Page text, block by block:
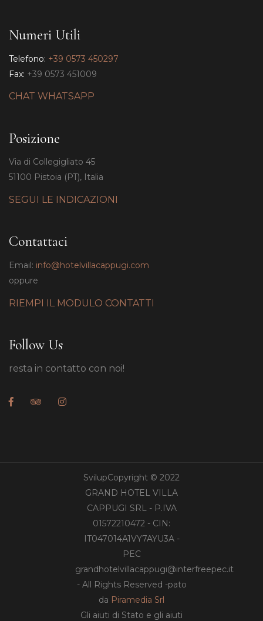
Numeri Utili
Telefono: +39 0573 450297
Fax: +39 0573 451009
CHAT WHATSAPP
Posizione
Via di Collegigliato 45
51100 Pistoia (PT), Italia
SEGUI LE INDICAZIONI
Contattaci
Email: info@hotelvillacappugi.com
oppure
RIEMPI IL MODULO CONTATTI
Follow Us
resta in contatto con noi!
SvilupCopyright © 2022
GRAND HOTEL VILLA
CAPPUGI SRL - P.IVA
01572210472 - CIN:
IT047014A1VY7AYU3A -
PEC
grandhotelvillacappugi@interfreepec.it
- All Rights Reserved -pato
da Piramedia Srl
Gli aiuti di Stato e gli aiuti